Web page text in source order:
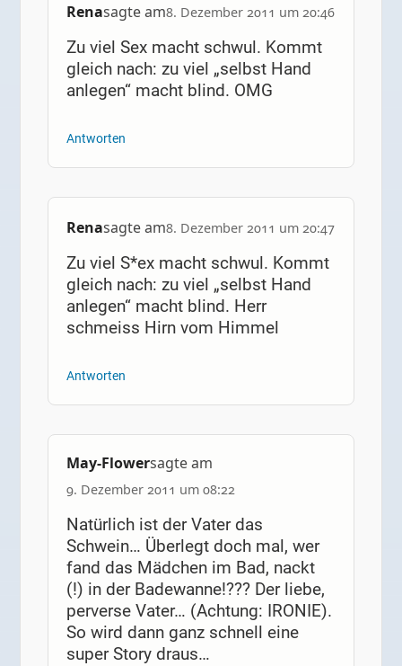
Renasagte am8. Dezember 2011 um 20:46
Zu viel Sex macht schwul. Kommt
gleich nach: zu viel „selbst Hand
anlegen“ macht blind. OMG
Antworten
Renasagte am8. Dezember 2011 um 20:47
Zu viel S*ex macht schwul. Kommt
gleich nach: zu viel „selbst Hand
anlegen“ macht blind. Herr
schmeiss Hirn vom Himmel
Antworten
May-Flowersagte am
9. Dezember 2011 um 08:22
Natürlich ist der Vater das
Schwein… Überlegt doch mal, wer
fand das Mädchen im Bad, nackt
(!) in der Badewanne!??? Der liebe,
perverse Vater… (Achtung: IRONIE).
So wird dann ganz schnell eine
super Story draus…